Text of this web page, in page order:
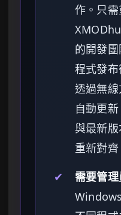
作。只
的開發
程式發布
透過無
自動更
與最新版
重新對齊
✔
需要管